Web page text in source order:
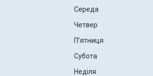
Середа
Четвер
Пʼятниця
Субота
Неділя